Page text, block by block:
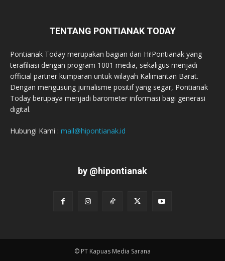
TENTANG PONTIANAK TODAY
Pontianak Today merupakan bagian dari Hi!Pontianak yang
terafiliasi dengan program 1001 media, sekaligus menjadi
official partner kumparan untuk wilayah Kalimantan Barat.
Dengan mengusung jurnalisme positif yang segar, Pontianak
Today berupaya menjadi barometer informasi bagi generasi
digital.
Hubungi Kami : mail@hipontianak.id
by @hipontianak
© PT Kapuas Media Sarana